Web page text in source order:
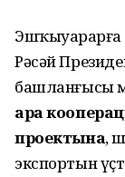
Рәсәй
башланғысы
ара
проектына,
экспортын